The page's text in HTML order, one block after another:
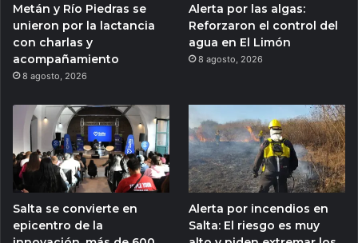
Metán y Río Piedras se
unieron por la lactancia
con charlas y
acompañamiento
8 agosto, 2026
Alerta por las algas:
Reforzaron el control del
agua en El Limón
8 agosto, 2026
Salta se convierte en
epicentro de la
Alerta por incendios en
Salta: El riesgo es muy